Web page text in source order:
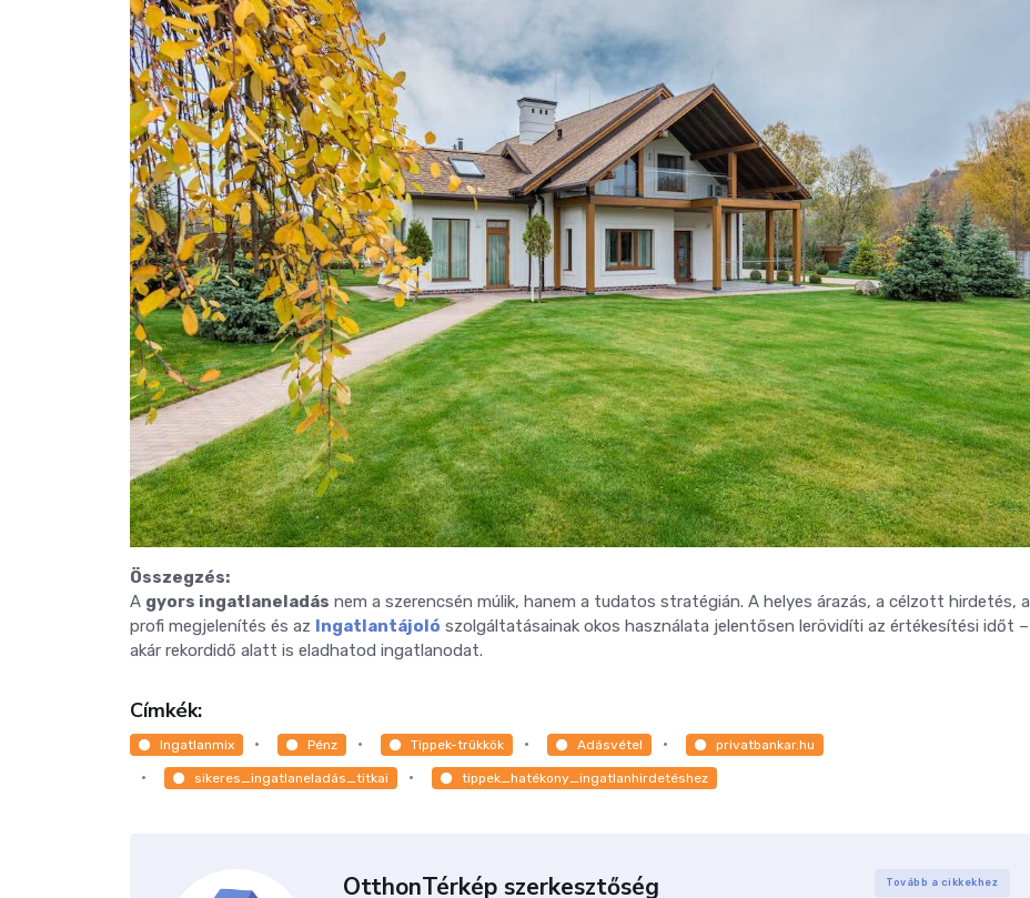
Összegzés:
A gyors ingatlaneladás nem a szerencsén múlik, hanem a tudatos stratégián. A helyes árazás, a célzott hirdetés, a
profi megjelenítés és az Ingatlantájoló szolgáltatásainak okos használata jelentősen lerövidíti az értékesítési időt –
akár rekordidő alatt is eladhatod ingatlanodat.
Címkék:
Ingatlanmix Pénz Tippek-trükkök Adásvétel privatbankar.hu
sikeres_ingatlaneladás_titkai tippek_hatékony_ingatlanhirdetéshez
OtthonTérkép szerkesztőség Tovább a cikkekhez